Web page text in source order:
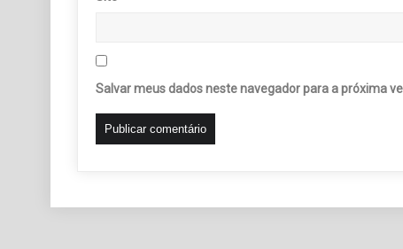
Salvar meus dados neste navegador para a próxima